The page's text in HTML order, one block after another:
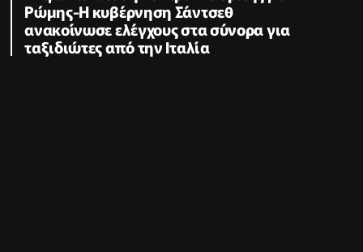
Ρώμης-Η κυβέρνηση Σάντσεθ
ανακοίνωσε ελέγχους στα σύνορα για
ταξιδιώτες από την Ιταλία